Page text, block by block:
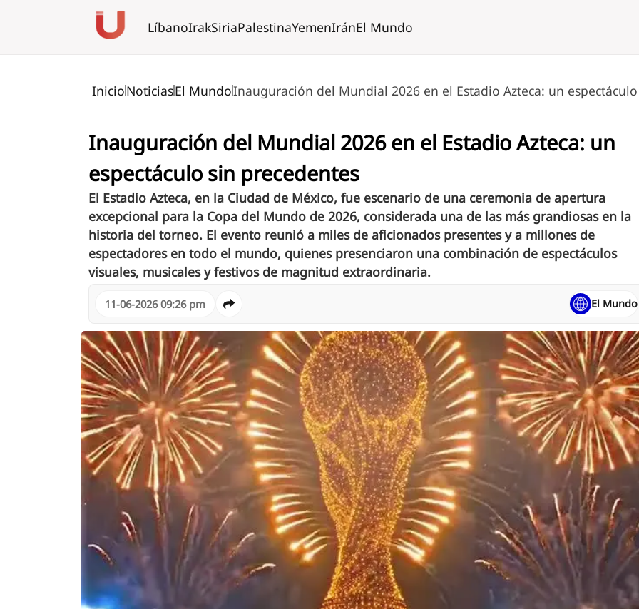
LíbanoIrakSiriaPalestinaYemenIránEl Mundo
InicioNoticiasEl MundoInauguración del Mundial 2026 en el Estadio Azteca: un
Inauguración del Mundial 2026 en el Estadio Azteca: un
espectáculo sin precedentes
El Estadio Azteca, en la Ciudad de México, fue escenario de una ceremonia de apertura
excepcional para la Copa del Mundo de 2026, considerada una de las más grandiosas en la
historia del torneo. El evento reunió a miles de aficionados presentes y a millones de
espectadores en todo el mundo, quienes presenciaron una combinación de espectáculos
visuales, musicales y festivos de magnitud extraordinaria.
11-06-2026 09:26 pm El Mundo